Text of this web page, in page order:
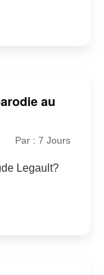
au
Par : 7 Jours
Legault?